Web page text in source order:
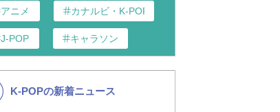
アニメ カナルビ・K-POP和訳
J-POP キャラソン
K-POP 演歌・歌謡
K-POPの新着ニュース